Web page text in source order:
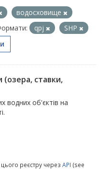
водосховище
qpj
SHP
(озера, ставки,
водних об'єктів на
реєстру через API (see